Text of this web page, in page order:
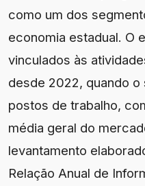
como um dos
economia estadual. O
vinculados às
desde 2022, quando o
postos de trabalho,
média geral do
levantamento
Relação Anual de